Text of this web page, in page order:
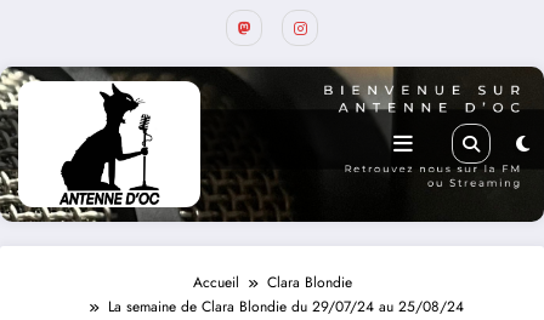
Accueil
Clara Blondie
La semaine de Clara Blondie du 29/07/24 au 25/08/24